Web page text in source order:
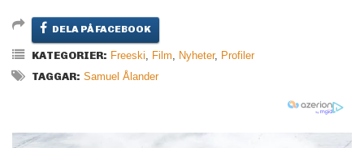
DELA PÅ FACEBOOK
KATEGORIER: Freeski, Film, Nyheter, Profiler
TAGGAR: Samuel Ålander